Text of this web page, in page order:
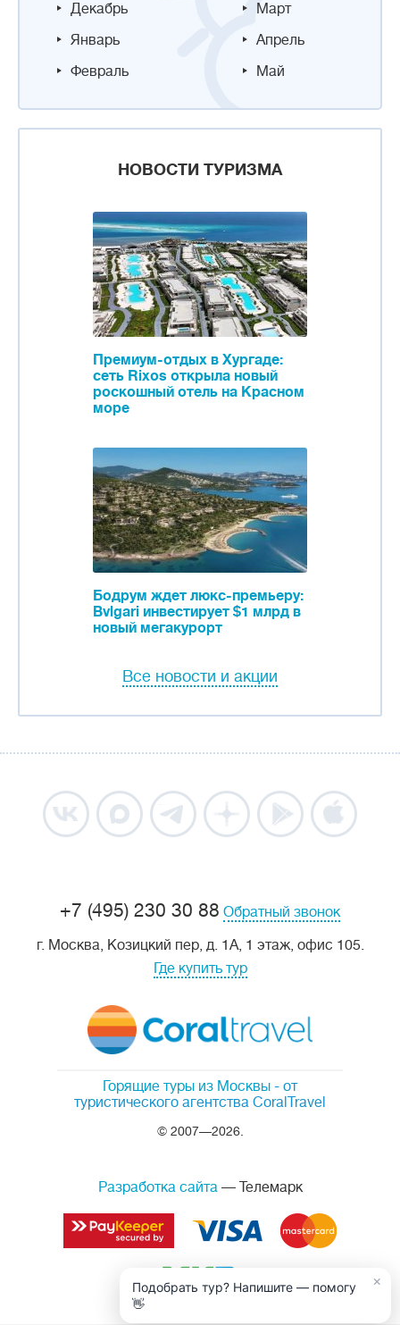
Декабрь
Январь
Февраль
Март
Апрель
Май
НОВОСТИ ТУРИЗМА
Премиум-отдых в Хургаде:
сеть Rixos открыла новый
роскошный отель на Красном
море
Бодрум ждет люкс-премьеру:
Bvlgari инвестирует $1 млрд в
новый мегакурорт
Все новости и акции
Горящие туры из Москвы - от
туристического агентства CoralTravel
© 2007—2026.
+7 (495) 230 30 88 Обратный звонок
г. Москва, Козицкий пер, д. 1А, 1 этаж, офис 105.
Где купить тур
Разработка сайта— Телемарк
Подобрать тур? Напишите — помогу
👋
×